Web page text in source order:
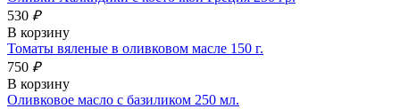
530 ₽
В корзину
Томаты вяленые в оливковом масле 150 г.
750 ₽
В корзину
Оливковое масло с базиликом 250 мл.